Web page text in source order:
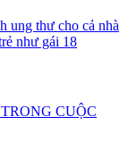
ung thư cho cả nhà
như gái 18
CUỘC